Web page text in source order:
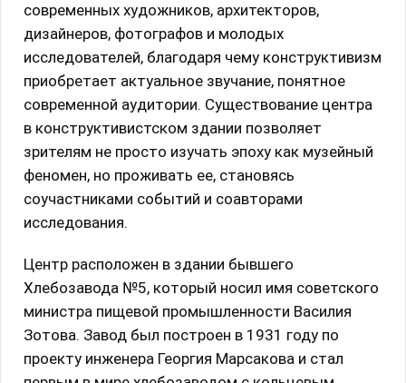
современных художников, архитекторов,
дизайнеров, фотографов и молодых
исследователей, благодаря чему конструктивизм
приобретает актуальное звучание, понятное
современной аудитории. Существование центра
в конструктивистском здании позволяет
зрителям не просто изучать эпоху как музейный
феномен, но проживать ее, становясь
соучастниками событий и соавторами
исследования.
Центр расположен в здании бывшего
Хлебозавода №5, который носил имя советского
министра пищевой промышленности Василия
Зотова. Завод был построен в 1931 году по
проекту инженера Георгия Марсакова и стал